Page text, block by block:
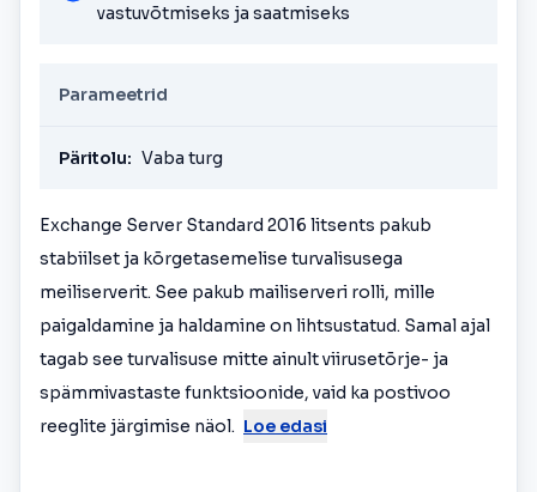
Exchange Server Standard 2016 litsents pakub
stabiilset ja kõrgetasemelise turvalisusega
meiliserverit. See pakub mailiserveri rolli, mille
paigaldamine ja haldamine on lihtsustatud. Samal ajal
tagab see turvalisuse mitte ainult viirusetõrje- ja
spämmivastaste funktsioonide, vaid ka postivoo
reeglite järgimise näol. Loe edasi
vastuvõtmiseks ja saatmiseks
Parameetrid
Päritolu: Vaba turg